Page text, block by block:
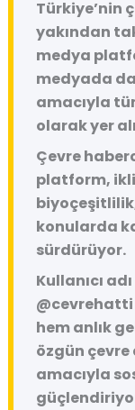
Türkiye’nin
yakından
medya
medyada
amacıyla
olarak yer
Çevre
platform,
konularda
sürdürüyor.
Kullanıcı
@cevrehatti
hem anlık
özgün çevre
amacıyla